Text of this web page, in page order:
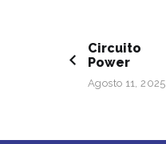
Circuito
Power
Agosto 11, 2025